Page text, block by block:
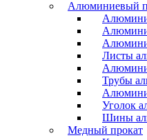
Алюминиевый
Листы
Трубы
Уголок
Шины
Медный прокат